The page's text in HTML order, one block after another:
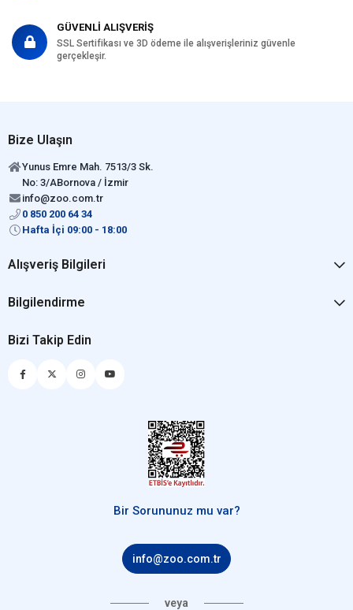
GÜVENLİ ALIŞVERİŞ
SSL Sertifikası ve 3D ödeme ile alışverişleriniz güvenle
gerçekleşir.
Bize Ulaşın
Yunus Emre Mah. 7513/3 Sk.
No: 3/ABornova / İzmir
info@zoo.com.tr
0 850 200 64 34
Hafta İçi 09:00 - 18:00
Alışveriş Bilgileri
Bilgilendirme
Bizi Takip Edin
Bir Sorununuz mu var?
info@zoo.com.tr
veya